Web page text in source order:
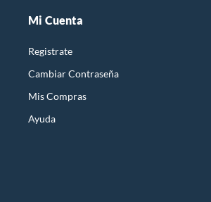
Mi Cuenta
Registrate
Cambiar Contraseña
Mis Compras
Ayuda